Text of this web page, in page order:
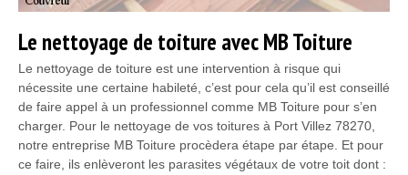
Le nettoyage de toiture avec MB Toiture
Le nettoyage de toiture est une intervention à risque qui
nécessite une certaine habileté, c’est pour cela qu’il est conseillé
de faire appel à un professionnel comme MB Toiture pour s’en
charger. Pour le nettoyage de vos toitures à Port Villez 78270,
notre entreprise MB Toiture procèdera étape par étape. Et pour
ce faire, ils enlèveront les parasites végétaux de votre toit dont :